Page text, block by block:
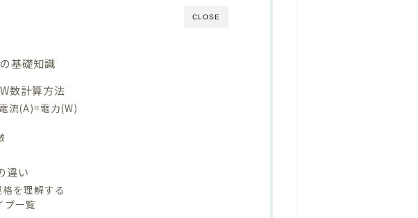
CLOSE
基礎知識
数計算方法
流(A)=電力(W)
違い
を理解する
プ一覧